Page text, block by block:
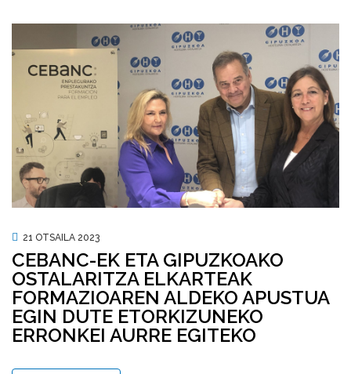
21 OTSAILA 2023
CEBANC-EK ETA GIPUZKOAKO
OSTALARITZA ELKARTEAK
FORMAZIOAREN ALDEKO APUSTUA
EGIN DUTE ETORKIZUNEKO
ERRONKEI AURRE EGITEKO